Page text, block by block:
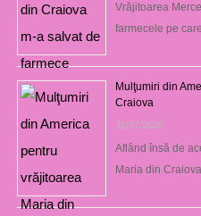
Vrăjitoarea
farmecele pe
Mulţumiri din
Craiova
31/07/2026
Aflând însă de
Maria din